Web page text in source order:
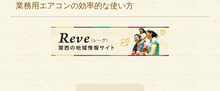
業務用エアコンの効率的な使い方